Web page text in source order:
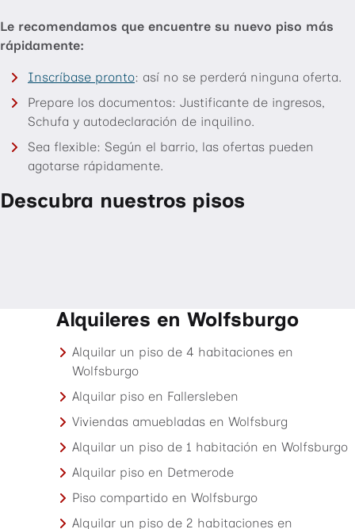
Le recomendamos que encuentre su nuevo piso más
rápidamente:
Inscríbase pronto: así no se perderá ninguna oferta.
Prepare los documentos: Justificante de ingresos,
Schufa y autodeclaración de inquilino.
Sea flexible: Según el barrio, las ofertas pueden
agotarse rápidamente.
Descubra nuestros pisos
Alquileres en Wolfsburgo
Alquilar un piso de 4 habitaciones en
Wolfsburgo
Alquilar piso en Fallersleben
Viviendas amuebladas en Wolfsburg
Alquilar un piso de 1 habitación en Wolfsburgo
Alquilar piso en Detmerode
Piso compartido en Wolfsburgo
Alquilar un piso de 2 habitaciones en